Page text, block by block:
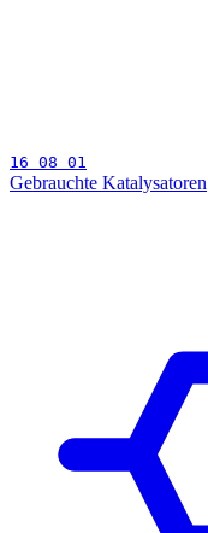
16 08 01
Gebrauchte Katalysatoren